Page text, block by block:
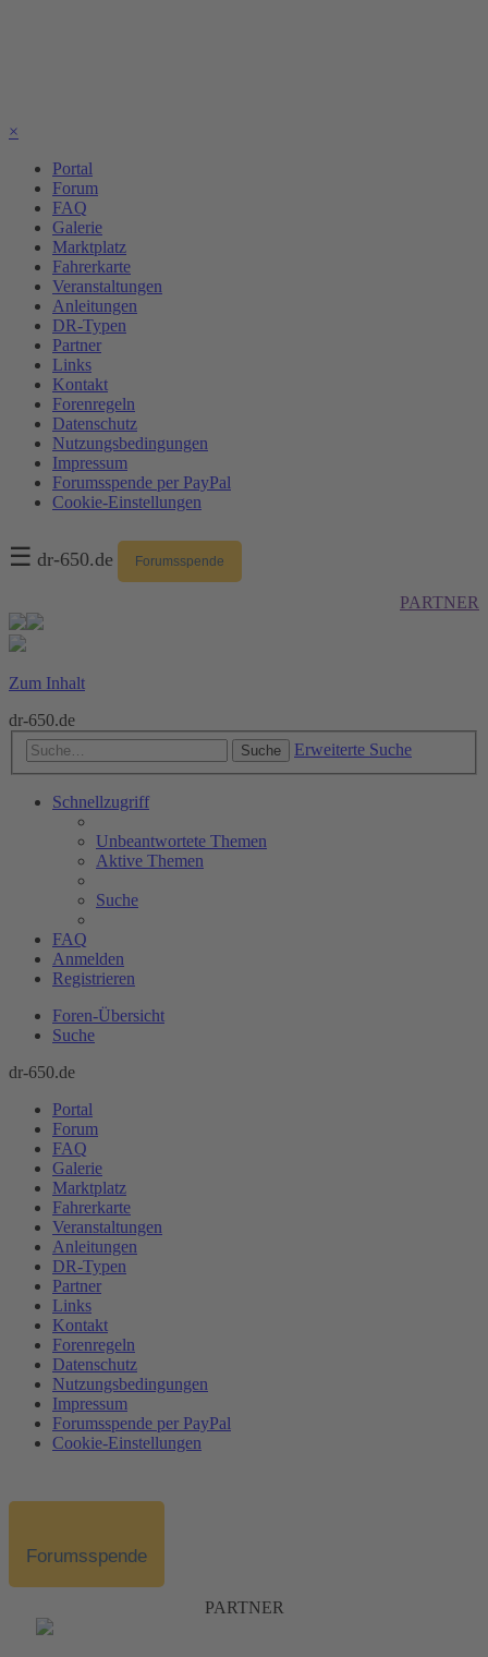
×
Portal
Forum
FAQ
Galerie
Marktplatz
Fahrerkarte
Veranstaltungen
Anleitungen
DR-Typen
Partner
Links
Kontakt
Forenregeln
Datenschutz
Nutzungsbedingungen
Impressum
Forumsspende per PayPal
Cookie-Einstellungen
☰ dr-650.de Forumsspende
PARTNER
Zum Inhalt
dr-650.de
Suche Erweiterte Suche
Schnellzugriff
Unbeantwortete Themen
Aktive Themen
Suche
FAQ
Anmelden
Registrieren
Foren-Übersicht
Suche
dr-650.de
Portal
Forum
FAQ
Galerie
Marktplatz
Fahrerkarte
Veranstaltungen
Anleitungen
DR-Typen
Partner
Links
Kontakt
Forenregeln
Datenschutz
Nutzungsbedingungen
Impressum
Forumsspende per PayPal
Cookie-Einstellungen
Forumsspende
PARTNER